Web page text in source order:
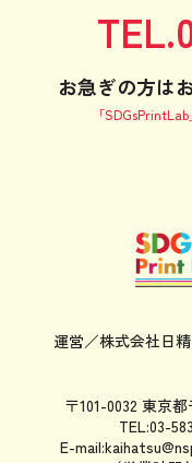
お急ぎの方は
「SDGsPrintLab」
運営／株式会社日
〒101-0032 東京
TEL:03-
E-